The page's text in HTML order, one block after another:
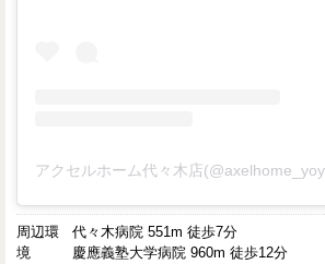
アクセルホーム代々木店
周辺環
境
代々木病院 551m 徒歩7分
慶應義塾大学病院 960m 徒歩12分